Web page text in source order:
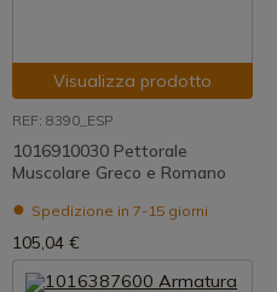
Visualizza prodotto
REF: 8390_ESP
1016910030 Pettorale
Muscolare Greco e Romano
Spedizione in 7-15 giorni
105,04 €